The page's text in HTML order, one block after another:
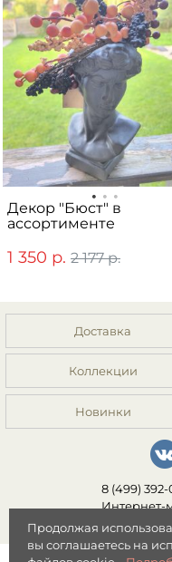
Декор "Бюст" в
ассортименте
1 350 р. 2 177 р.
Доставка
Коллекции
Новинки
8 (499) 392-
Интернет-
Публичная оферта|
Продолжая
вы соглашаетесь на